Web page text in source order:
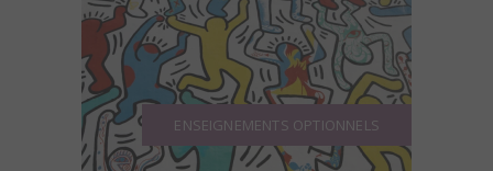
ENSEIGNEMENTS OPTIONNELS